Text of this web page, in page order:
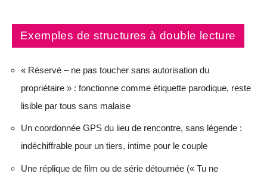
Exemples de structures à double lecture
« Réservé – ne pas toucher sans autorisation du
propriétaire » : fonctionne comme étiquette parodique, reste
lisible par tous sans malaise
Un coordonnée GPS du lieu de rencontre, sans légende :
indéchiffrable pour un tiers, intime pour le couple
Une réplique de film ou de série détournée (« Tu ne